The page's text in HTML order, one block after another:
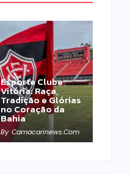
Esporte Clube
Vitória: Raça,
Tradição e Glórias
no Coração da
Bahia
By Camacarinews.com